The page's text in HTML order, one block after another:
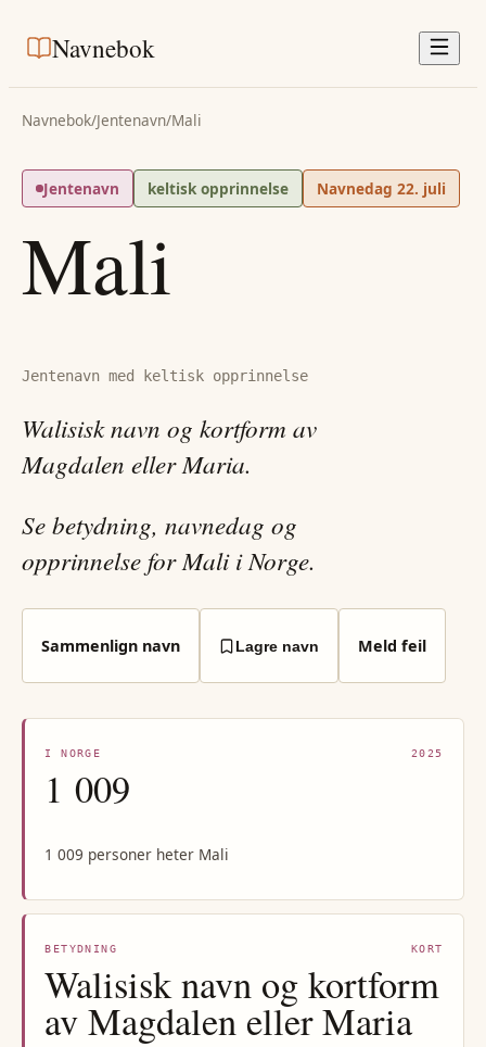
Navnebok
Navnebok/Jentenavn/Mali
Jentenavn keltisk opprinnelse Navnedag 22. juli
Mali
Jentenavn med keltisk opprinnelse
Walisisk navn og kortform av
Magdalen eller Maria.
Se betydning, navnedag og
opprinnelse for Mali i Norge.
Sammenlign navn Lagre navn Meld feil
I NORGE 2025
1 009
1 009 personer heter Mali
BETYDNING KORT
Walisisk navn og kortform
av Magdalen eller Maria